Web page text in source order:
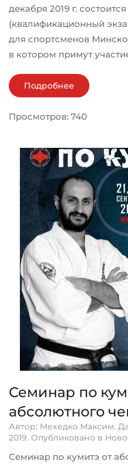
декабря 2019 г.
(квалификационный
для спортсменов
в котором примут
Подробнее
Просмотров: 740
Семинар по
абсолютного
Автор: Мехедко Максим.
2019. Опубликовано в
Семинар по кумитэ от